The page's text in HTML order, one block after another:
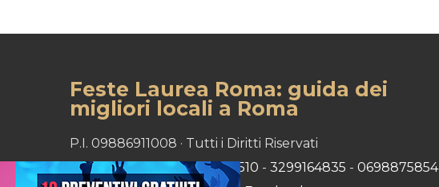
Feste Laurea Roma: guida dei
migliori locali a Roma
P.I. 09886911008 · Tutti i Diritti Riservati
Tel: 3331818498-3476304510 - 3299164835 - 0698875854